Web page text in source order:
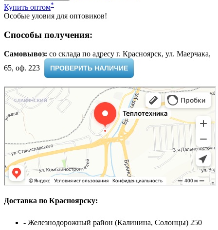
Купить оптом*
Особые уловия для оптовиков!
Способы получения:
Самовывоз: cо склада по адресу г. Красноярск, ул. Маерчака,
65, оф. 223 ​
ПРОВЕРИТЬ НАЛИЧИЕ
Доставка по Красноярску:
- Железнодорожный район (Калинина, Солонцы) 250